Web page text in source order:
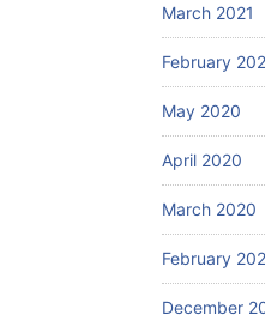
March 2021
February
May 2020
April 2020
March 2020
February
December